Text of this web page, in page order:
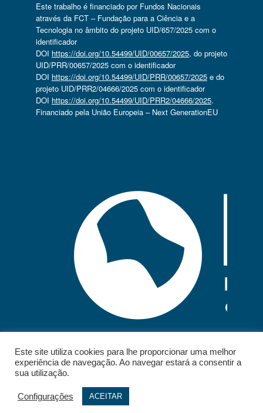
Este trabalho é financiado por Fundos Nacionais
através da FCT – Fundação para a Ciência e a
Tecnologia no âmbito do projeto UID/657/2025 com o
identificador
DOI https://doi.org/10.54499/UID/00657/2025, do projeto
UID/PRR/00657/2025 com o identificador
DOI https://doi.org/10.54499/UID/PRR/00657/2025e do
projeto UID/PRR2/04666/2025 com o identificador
DOI https://doi.org/10.54499/UID/PRR2/04666/2025.
Financiado pela União Europeia – Next GenerationEU
© 2026 - IELT. All rights reserved.
Este site utiliza cookies para lhe proporcionar uma melhor
experiência de navegação. Ao navegar estará a consentir a
sua utilização.
Configurações ACEITAR